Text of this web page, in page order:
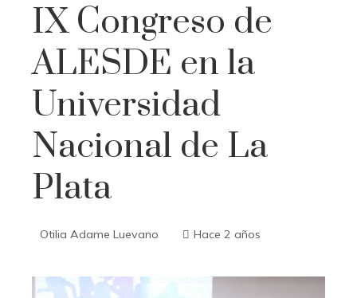
IX Congreso de
ALESDE en la
Universidad
Nacional de La
Plata
Otilia Adame Luevano Hace 2 años